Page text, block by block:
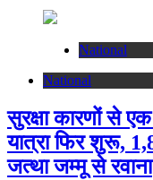
National
National
सुरक्षा कारणों से
यात्रा फिर शुरू,
जत्था जम्मू से रवाना